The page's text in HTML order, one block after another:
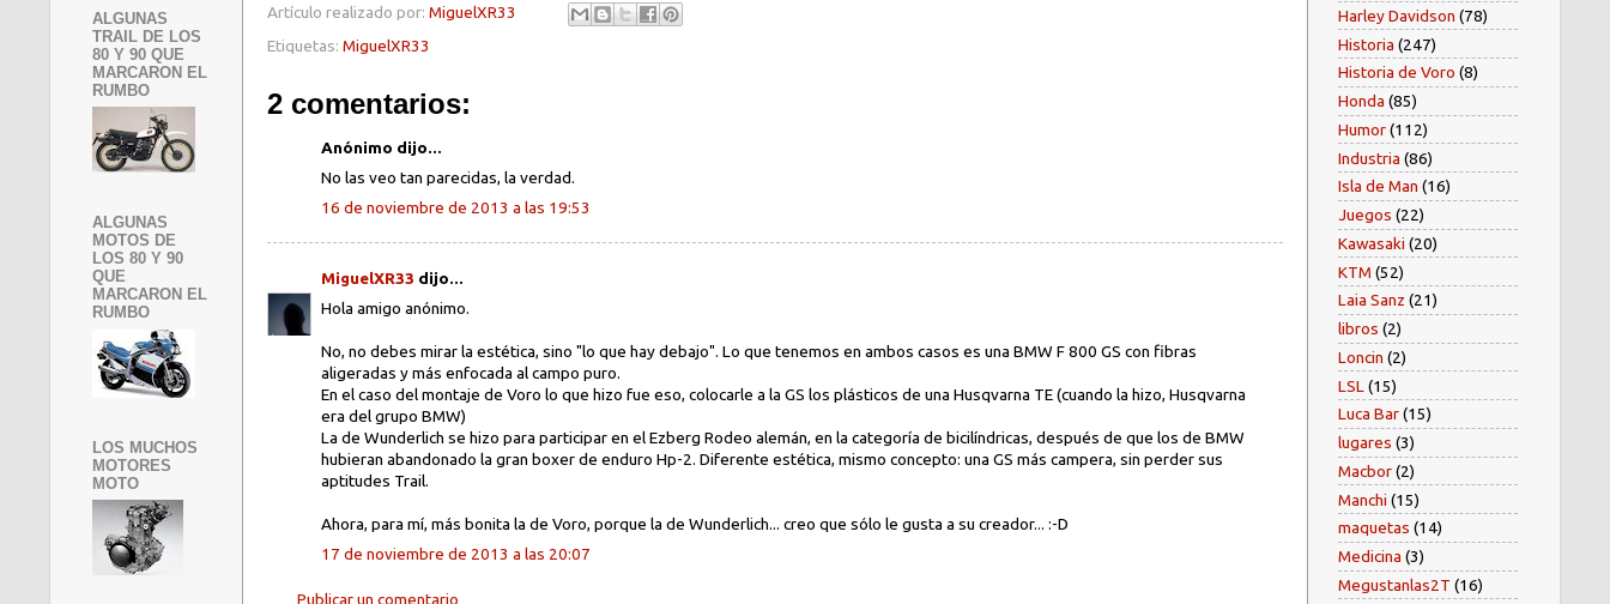
Artículo realizado por: MiguelXR33
Etiquetas: MiguelXR33
2 comentarios:
Anónimo dijo...
No las veo tan parecidas, la verdad.
16 de noviembre de 2013 a las 19:53
MiguelXR33 dijo...
Hola amigo anónimo.
No, no debes mirar la estética, sino "lo que hay debajo". Lo que tenemos en ambos casos es una BMW F 800 GS con fibras
aligeradas y más enfocada al campo puro.
En el caso del montaje de Voro lo que hizo fue eso, colocarle a la GS los plásticos de una Husqvarna TE (cuando la hizo, Husqvarna
era del grupo BMW)
La de Wunderlich se hizo para participar en el Ezberg Rodeo alemán, en la categoría de bicilíndricas, después de que los de BMW
hubieran abandonado la gran boxer de enduro Hp-2. Diferente estética, mismo concepto: una GS más campera, sin perder sus
aptitudes Trail.
Ahora, para mí, más bonita la de Voro, porque la de Wunderlich... creo que sólo le gusta a su creador... :-D
17 de noviembre de 2013 a las 20:07
Publicar un comentario
ALGUNAS
TRAIL DE LOS
80 Y 90 QUE
MARCARON EL
RUMBO
ALGUNAS
MOTOS DE
LOS 80 Y 90
QUE
MARCARON EL
RUMBO
LOS MUCHOS
MOTORES
MOTO
Harley Davidson (78)
Historia (247)
Historia de Voro (8)
Honda (85)
Humor(112)
Industria (86)
Isla de Man (16)
Juegos (22)
Kawasaki (20)
KTM (52)
Laia Sanz (21)
libros (2)
Loncin (2)
LSL (15)
Luca Bar(15)
lugares (3)
Macbor(2)
Manchi (15)
maquetas (14)
Medicina (3)
Megustanlas2T (16)